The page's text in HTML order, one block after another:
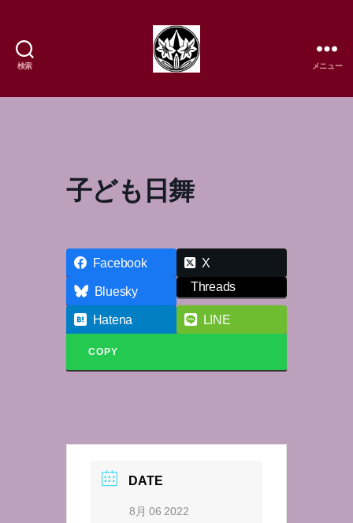
検索
流
研
究
メニュー
子ども日舞
Facebook
X
Bluesky
Threads
Hatena LINE
COPY
DATE
8月 06 2022